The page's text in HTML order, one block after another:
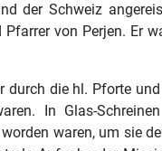
der Schweiz
von Perjen. Er
durch die hl. Pforte
In Glas-
waren, um sie